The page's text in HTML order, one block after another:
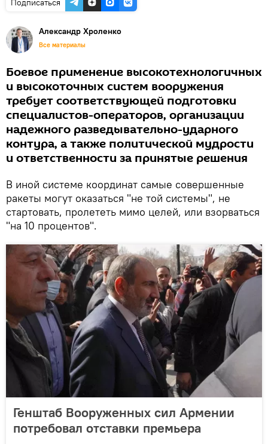
Подписаться
Александр Хроленко
Все материалы
Боевое применение высокотехнологичных
и высокоточных систем вооружения
требует соответствующей подготовки
специалистов-операторов, организации
надежного разведывательно-ударного
контура, а также политической мудрости
и ответственности за принятые решения
В иной системе координат самые совершенные
ракеты могут оказаться "не той системы", не
стартовать, пролететь мимо целей, или взорваться
"на 10 процентов".
Генштаб Вооруженных сил Армении
потребовал отставки премьера